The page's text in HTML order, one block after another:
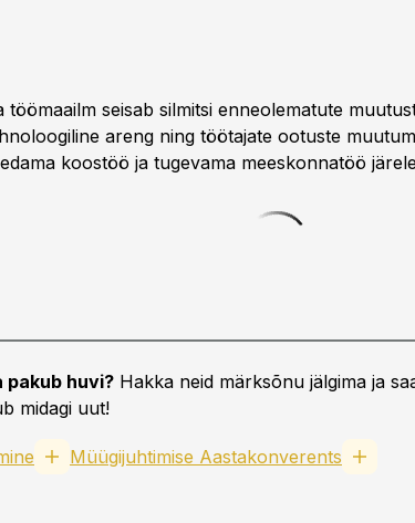
töömaailm seisab silmitsi enneolematute
areng ning töötajate ootuste
koostöö ja tugevama meeskonnatöö
pakub huvi? Hakka neid märksõnu jälgima ja
midagi uut!
Müügijuhtimise Aastakonverents